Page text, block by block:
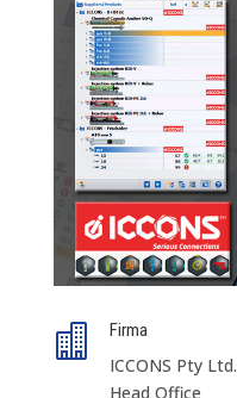
 Firma
ICCONS Pty Ltd.
Head Office